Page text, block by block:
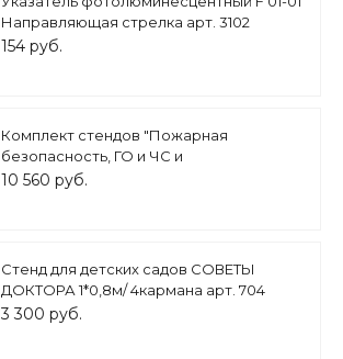
Направляющая стрелка арт. 3102
154 руб.
Комплект стендов "Пожарная
безопасность, ГО и ЧС и
Антитерроризм" 1*0,8м 3шт, арт. 3004
10 560 руб.
Стенд для детских садов СОВЕТЫ
ДОКТОРА 1*0,8м/ 4кармана арт. 704
3 300 руб.